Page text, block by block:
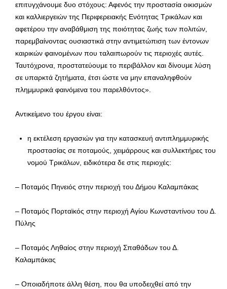
επιτυγχάνουμε δυο στόχους: Αφενός την προστασία οικισμών
και καλλιεργειών της Περιφερειακής Ενότητας Τρικάλων και
αφετέρου την αναβάθμιση της ποιότητας ζωής των πολιτών,
παρεμβαίνοντας ουσιαστικά στην αντιμετώπιση των έντονων
καιρικών φαινομένων που ταλαιπωρούν τις περιοχές αυτές.
Ταυτόχρονα, προστατεύουμε το περιβάλλον και δίνουμε λύση
σε υπαρκτά ζητήματα, έτσι ώστε να μην επαναληφθούν
πλημμυρικά φαινόμενα του παρελθόντος».
Αντικείμενο του έργου είναι:
η εκτέλεση εργασιών για την κατασκευή αντιπλημμυρικής
προστασίας σε ποταμούς, χειμάρρους και συλλεκτήρες του
νομού Τρικάλων, ειδικότερα δε στις περιοχές:
– Ποταμός Πηνειός στην περιοχή του Δήμου Καλαμπάκας
– Ποταμός Πορταϊκός στην περιοχή Αγίου Κωνσταντίνου του Δ.
Πύλης
– Ποταμός Ληθαίος στην περιοχή Σπαθάδων του Δ.
Καλαμπάκας
– Οποιαδήποτε άλλη θέση, που θα υποδειχθεί από την